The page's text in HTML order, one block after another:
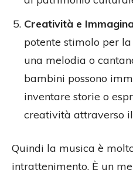
Creatività e
potente stimolo per
una melodia o
bambini possono
inventare storie o
creatività attraverso
Quindi la musica è
intrattenimento. È un